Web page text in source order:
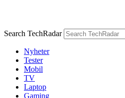
Search TechRadar
Nyheter
Tester
Mobil
TV
Laptop
Gaming